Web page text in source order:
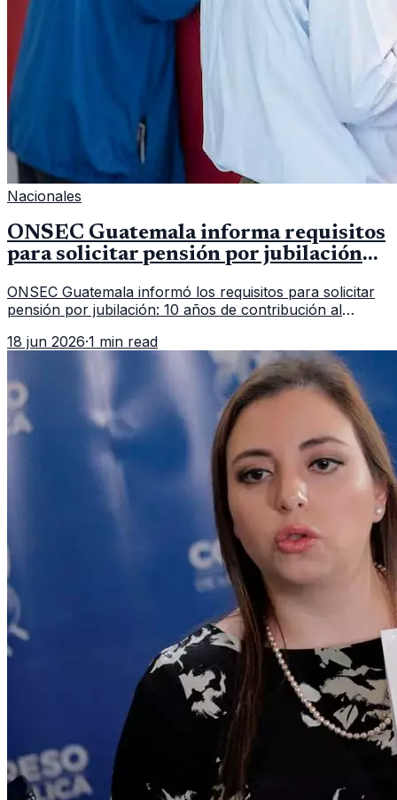
Nacionales
ONSEC Guatemala informa requisitos
para solicitar pensión por jubilación
ONSEC Guatemala informó los requisitos para solicitar
pensión por jubilación: 10 años de contribución al
importar edad.
18 jun 2026·1 min read